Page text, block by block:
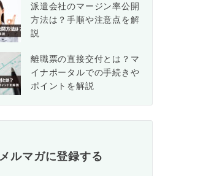
派遣会社のマージン率公開
方法は？手順や注意点を解
説
離職票の直接交付とは？マ
イナポータルでの手続きや
ポイントを解説
メルマガに登録する